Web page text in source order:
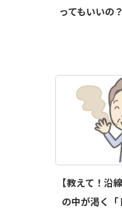
ってもいいの
【教えて！沿
の中が渇く「